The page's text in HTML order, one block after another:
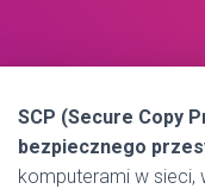
SCP (Secure Copy
bezpiecznego
komputerami w sieci,